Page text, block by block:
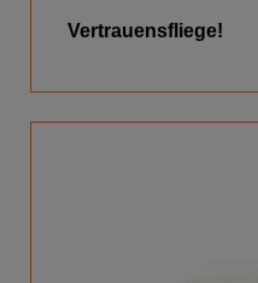
Vertrauensfliege!